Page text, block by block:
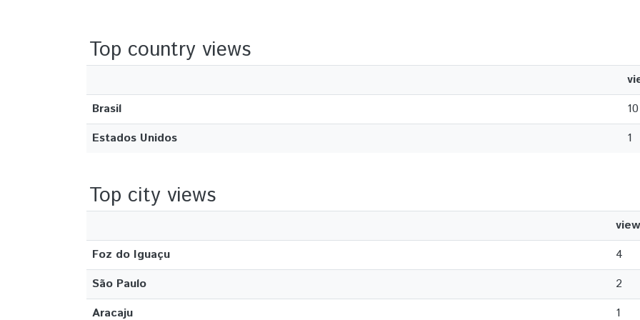
Top country views
Brasil
10
Estados Unidos
1
Top city views
Foz do Iguaçu
4
São Paulo
2
Aracaju
1